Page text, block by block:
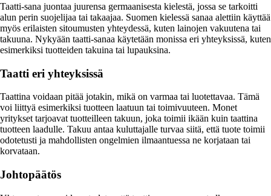
Taatti-sana juontaa juurensa germaanisesta kielestä, jossa se tarkoitti
alun perin suojelijaa tai takaajaa. Suomen kielessä sanaa alettiin käyttää
myös erilaisten sitoumusten yhteydessä, kuten lainojen vakuutena tai
takuuna. Nykyään taatti-sanaa käytetään monissa eri yhteyksissä, kuten
esimerkiksi tuotteiden takuina tai lupauksina.
Taatti eri yhteyksissä
Taattina voidaan pitää jotakin, mikä on varmaa tai luotettavaa. Tämä
voi liittyä esimerkiksi tuotteen laatuun tai toimivuuteen. Monet
yritykset tarjoavat tuotteilleen takuun, joka toimii ikään kuin taattina
tuotteen laadulle. Takuu antaa kuluttajalle turvaa siitä, että tuote toimii
odotetusti ja mahdollisten ongelmien ilmaantuessa ne korjataan tai
korvataan.
Johtopäätös